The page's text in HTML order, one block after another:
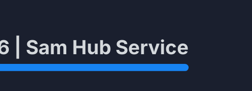
| Sam Hub Service